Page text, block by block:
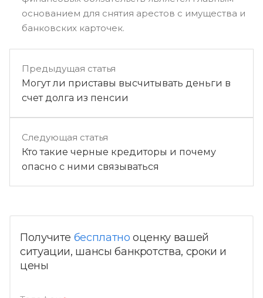
основанием для снятия арестов с имущества и
банковских карточек.
Предыдущая статья
Могут ли приставы высчитывать деньги в
счет долга из пенсии
Следующая статья
Кто такие черные кредиторы и почему
опасно с ними связываться
Получите бесплатно оценку вашей
ситуации, шансы банкротства, сроки и
цены